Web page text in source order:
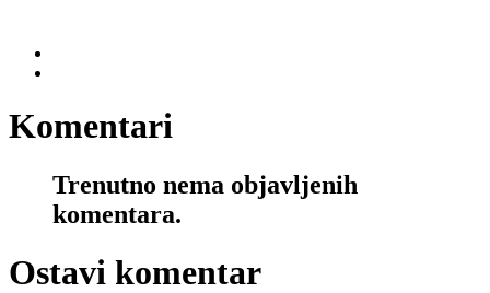
Komentari
Trenutno nema objavljenih
komentara.
Ostavi komentar